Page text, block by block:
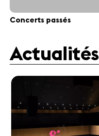
Concerts passés
Actualités